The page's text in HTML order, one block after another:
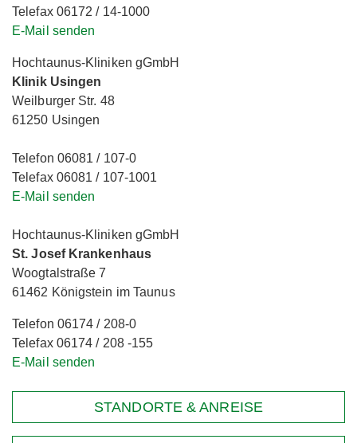
Telefax 06172 / 14-1000
E-Mail senden
Hochtaunus-Kliniken gGmbH
Klinik Usingen
Weilburger Str. 48
61250 Usingen
Telefon 06081 / 107-0
Telefax 06081 / 107-1001
E-Mail senden
Hochtaunus-Kliniken gGmbH
St. Josef Krankenhaus
Woogtalstraße 7
61462 Königstein im Taunus
Telefon 06174 / 208-0
Telefax 06174 / 208 -155
E-Mail senden
STANDORTE & ANREISE